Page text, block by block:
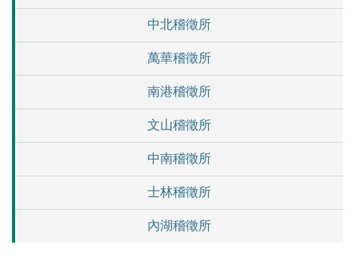
中北稽徵所
萬華稽徵所
南港稽徵所
文山稽徵所
中南稽徵所
士林稽徵所
內湖稽徵所